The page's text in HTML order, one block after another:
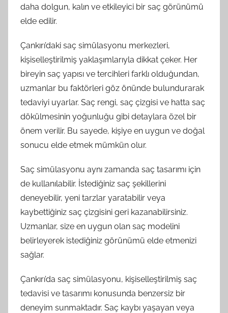
daha dolgun, kalın ve etkileyici bir saç görünümü
elde edilir.
Çankırı’daki saç simülasyonu merkezleri,
kişiselleştirilmiş yaklaşımlarıyla dikkat çeker. Her
bireyin saç yapısı ve tercihleri farklı olduğundan,
uzmanlar bu faktörleri göz önünde bulundurarak
tedaviyi uyarlar. Saç rengi, saç çizgisi ve hatta saç
dökülmesinin yoğunluğu gibi detaylara özel bir
önem verilir. Bu sayede, kişiye en uygun ve doğal
sonucu elde etmek mümkün olur.
Saç simülasyonu aynı zamanda saç tasarımı için
de kullanılabilir. İstediğiniz saç şekillerini
deneyebilir, yeni tarzlar yaratabilir veya
kaybettiğiniz saç çizgisini geri kazanabilirsiniz.
Uzmanlar, size en uygun olan saç modelini
belirleyerek istediğiniz görünümü elde etmenizi
sağlar.
Çankırı’da saç simülasyonu, kişiselleştirilmiş saç
tedavisi ve tasarımı konusunda benzersiz bir
deneyim sunmaktadır. Saç kaybı yaşayan veya